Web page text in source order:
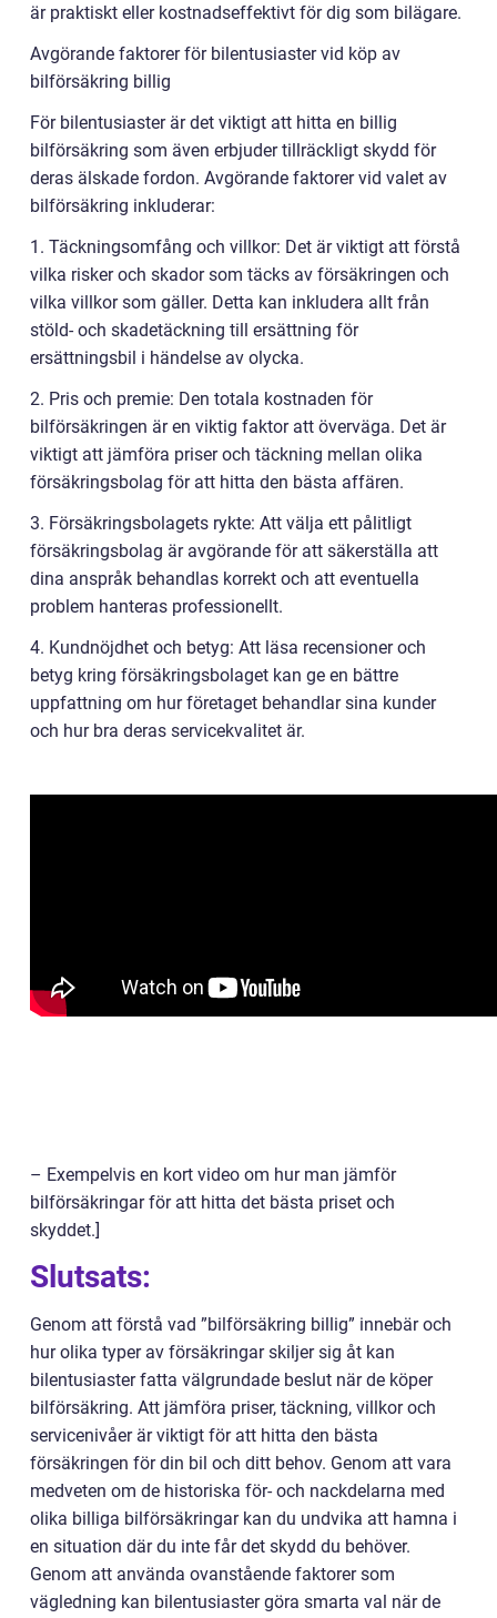
är praktiskt eller kostnadseffektivt för dig som bilägare.
Avgörande faktorer för bilentusiaster vid köp av
bilförsäkring billig
För bilentusiaster är det viktigt att hitta en billig
bilförsäkring som även erbjuder tillräckligt skydd för
deras älskade fordon. Avgörande faktorer vid valet av
bilförsäkring inkluderar:
1. Täckningsomfång och villkor: Det är viktigt att förstå
vilka risker och skador som täcks av försäkringen och
vilka villkor som gäller. Detta kan inkludera allt från
stöld- och skadetäckning till ersättning för
ersättningsbil i händelse av olycka.
2. Pris och premie: Den totala kostnaden för
bilförsäkringen är en viktig faktor att överväga. Det är
viktigt att jämföra priser och täckning mellan olika
försäkringsbolag för att hitta den bästa affären.
3. Försäkringsbolagets rykte: Att välja ett pålitligt
försäkringsbolag är avgörande för att säkerställa att
dina anspråk behandlas korrekt och att eventuella
problem hanteras professionellt.
4. Kundnöjdhet och betyg: Att läsa recensioner och
betyg kring försäkringsbolaget kan ge en bättre
uppfattning om hur företaget behandlar sina kunder
och hur bra deras servicekvalitet är.
– Exempelvis en kort video om hur man jämför
bilförsäkringar för att hitta det bästa priset och
skyddet.]
Slutsats:
Genom att förstå vad ”bilförsäkring billig” innebär och
hur olika typer av försäkringar skiljer sig åt kan
bilentusiaster fatta välgrundade beslut när de köper
bilförsäkring. Att jämföra priser, täckning, villkor och
servicenivåer är viktigt för att hitta den bästa
försäkringen för din bil och ditt behov. Genom att vara
medveten om de historiska för- och nackdelarna med
olika billiga bilförsäkringar kan du undvika att hamna i
en situation där du inte får det skydd du behöver.
Genom att använda ovanstående faktorer som
vägledning kan bilentusiaster göra smarta val när de